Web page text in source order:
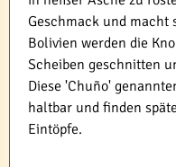
Geschmack und
Bolivien werden die
Scheiben geschnitten
Diese 'Chuño'
haltbar und finden
Eintöpfe.